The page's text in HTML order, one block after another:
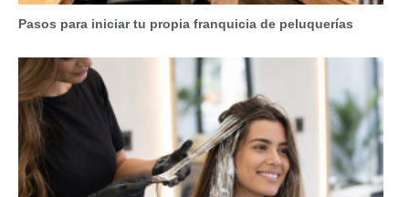
Pasos para iniciar tu propia franquicia de peluquerías